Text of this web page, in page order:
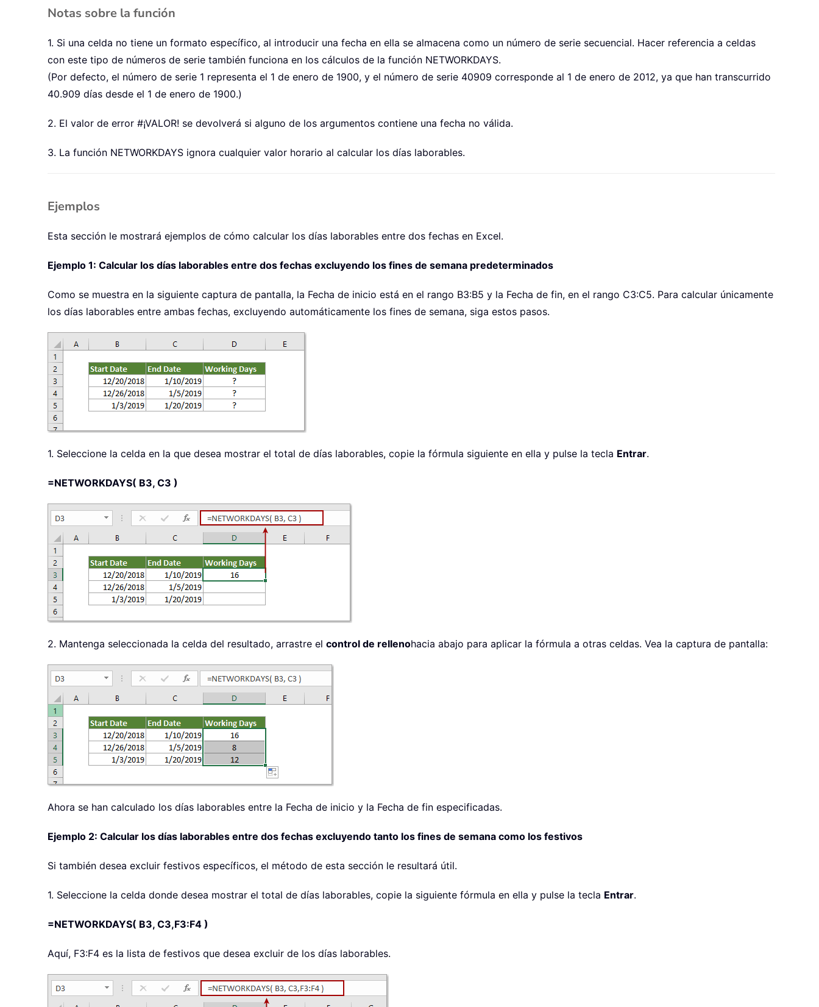
Notas sobre la función
1. Si una celda no tiene un formato específico, al introducir una fecha en ella se almacena como un número de serie secuencial. Hacer referencia a celdas
con este tipo de números de serie también funciona en los cálculos de la función NETWORKDAYS.
(Por defecto, el número de serie 1 representa el 1 de enero de 1900, y el número de serie 40909 corresponde al 1 de enero de 2012, ya que han transcurrido
40.909 días desde el 1 de enero de 1900.)
2. El valor de error #¡VALOR! se devolverá si alguno de los argumentos contiene una fecha no válida.
3. La función NETWORKDAYS ignora cualquier valor horario al calcular los días laborables.
Ejemplos
Esta sección le mostrará ejemplos de cómo calcular los días laborables entre dos fechas en Excel.
Ejemplo 1: Calcular los días laborables entre dos fechas excluyendo los fines de semana predeterminados
Como se muestra en la siguiente captura de pantalla, la Fecha de inicio está en el rango B3:B5 y la Fecha de fin, en el rango C3:C5. Para calcular únicamente
los días laborables entre ambas fechas, excluyendo automáticamente los fines de semana, siga estos pasos.
1. Seleccione la celda en la que desea mostrar el total de días laborables, copie la fórmula siguiente en ella y pulse la tecla Entrar.
=NETWORKDAYS( B3, C3 )
2. Mantenga seleccionada la celda del resultado, arrastre el control de rellenohacia abajo para aplicar la fórmula a otras celdas. Vea la captura de pantalla:
Ahora se han calculado los días laborables entre la Fecha de inicio y la Fecha de fin especificadas.
Ejemplo 2: Calcular los días laborables entre dos fechas excluyendo tanto los fines de semana como los festivos
Si también desea excluir festivos específicos, el método de esta sección le resultará útil.
1. Seleccione la celda donde desea mostrar el total de días laborables, copie la siguiente fórmula en ella y pulse la tecla Entrar.
=NETWORKDAYS( B3, C3,F3:F4 )
Aquí, F3:F4 es la lista de festivos que desea excluir de los días laborables.